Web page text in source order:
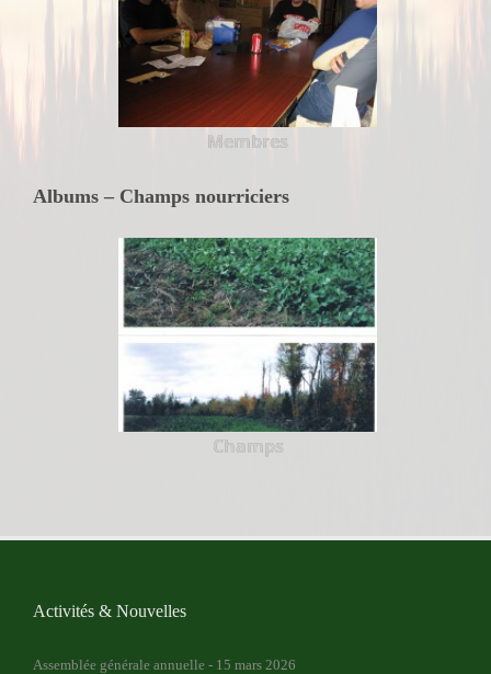
Membres
Albums – Champs nourriciers
Champs
Activités & Nouvelles
Assemblée générale annuelle - 15 mars 2026